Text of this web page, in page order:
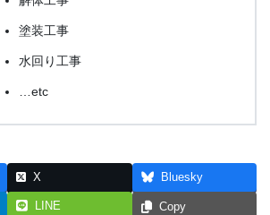
塗装工事
水回り工事
…etc
X Bluesky
LINE Copy